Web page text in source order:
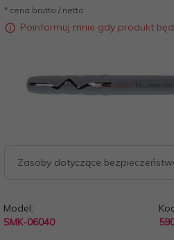
* cena brutto / netto
Poinformuj mnie gdy produkt
Zasoby dotyczące
Model:
SMK-06040